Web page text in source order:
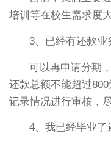
培训等在校生需求度
3、已经有还款业
可以再申请分期
还款总额不能超过
记录情况进行审核，
4、我已经毕业了